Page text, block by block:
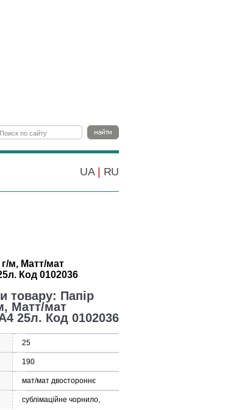
UA| RU
м, Матт/мат
Код 0102036
товару: Папір
Матт/мат
25л. Код 0102036
25
190
мат/мат двостороннє
сублімаційне чорнило,